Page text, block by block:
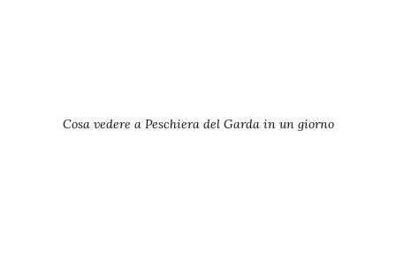
Cosa vedere a Peschiera del Garda in un giorno